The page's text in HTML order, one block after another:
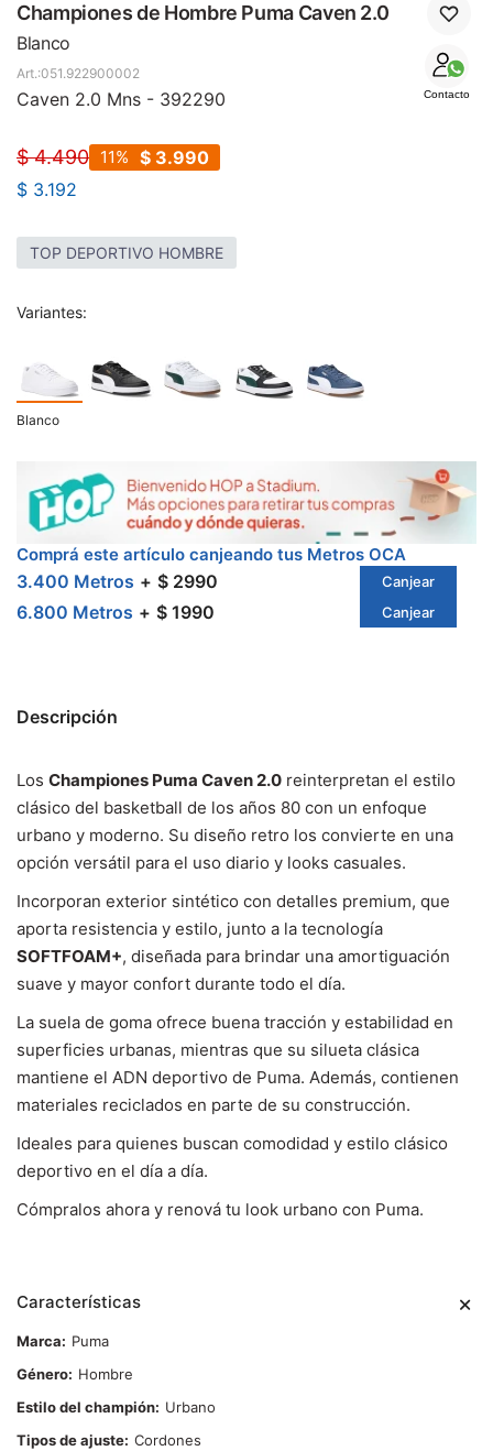
Championes de Hombre Puma Caven 2.0
Blanco
Contacto
051.922900002
Caven 2.0 Mns - 392290
$ 4.490 $ 3.990
11
$ 3.192
TOP DEPORTIVO HOMBRE
Variantes:
Blanco
Comprá este artículo canjeando tus Metros OCA
3.400 Metros $ 2990 Canjear
6.800 Metros $ 1990 Canjear
Descripción
Los Championes Puma Caven 2.0 reinterpretan el estilo
clásico del basketball de los años 80 con un enfoque
urbano y moderno. Su diseño retro los convierte en una
opción versátil para el uso diario y looks casuales.
Incorporan exterior sintético con detalles premium, que
aporta resistencia y estilo, junto a la tecnología
SOFTFOAM+, diseñada para brindar una amortiguación
suave y mayor confort durante todo el día.
La suela de goma ofrece buena tracción y estabilidad en
superficies urbanas, mientras que su silueta clásica
mantiene el ADN deportivo de Puma. Además, contienen
materiales reciclados en parte de su construcción.
Ideales para quienes buscan comodidad y estilo clásico
deportivo en el día a día.
Cómpralos ahora y renová tu look urbano con Puma.
Características
Marca
Puma
Género
Hombre
Estilo del champión
Urbano
Tipos de ajuste Cordones